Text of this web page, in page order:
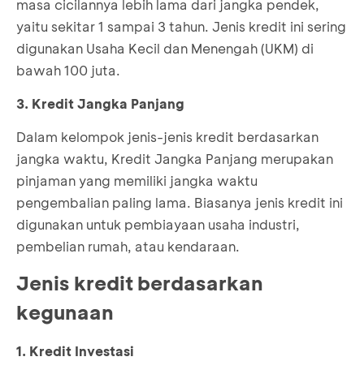
masa cicilannya lebih lama dari jangka pendek,
yaitu sekitar 1 sampai 3 tahun. Jenis kredit ini sering
digunakan Usaha Kecil dan Menengah (UKM) di
bawah 100 juta.
3. Kredit Jangka Panjang
Dalam kelompok jenis-jenis kredit berdasarkan
jangka waktu, Kredit Jangka Panjang merupakan
pinjaman yang memiliki jangka waktu
pengembalian paling lama. Biasanya jenis kredit ini
digunakan untuk pembiayaan usaha industri,
pembelian rumah, atau kendaraan.
Jenis kredit berdasarkan
kegunaan
1. Kredit Investasi